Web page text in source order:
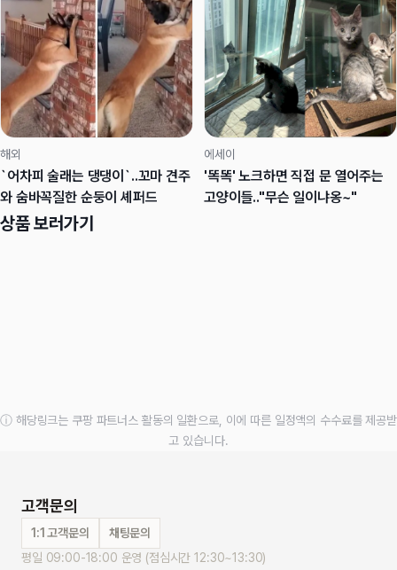
해외
`어차피 술래는 댕댕이`..꼬마 견주
와 숨바꼭질한 순둥이 셰퍼드
에세이
'똑똑' 노크하면 직접 문 열어주는
고양이들.."무슨 일이냐옹~"
상품 보러가기
ⓘ 해당링크는 쿠팡 파트너스 활동의 일환으로, 이에 따른 일정액의 수수료를 제공받
고 있습니다.
고객문의
1:1 고객문의
채팅문의
평일 09:00-18:00 운영 (점심시간 12:30~13:30)